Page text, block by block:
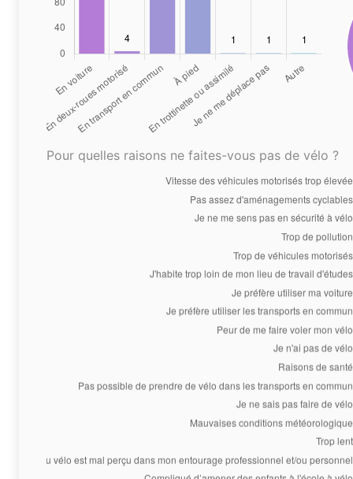
Pour quelles raisons ne faites-vous pas de vélo ?